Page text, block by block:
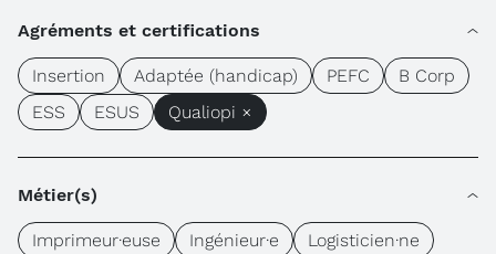
Agréments et certifications
Insertion Adaptée (handicap) PEFC
B Corp
ESS
ESUS Qualiopi ×
Métier(s)
Imprimeur·euse Ingénieur·e
Logisticien·ne